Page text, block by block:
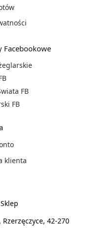
Facebookowe
FB
FB
klienta
Rzerzęczyce, 42-270